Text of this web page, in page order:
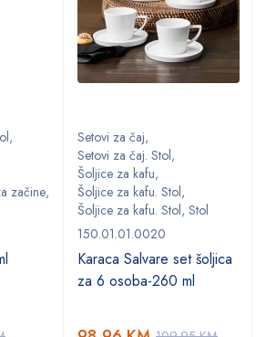
,
začine,
Setovi za čaj,
Setovi za čaj. Stol,
Šoljice za kafu,
Šoljice za kafu. Stol,
Šoljice za kafu. Stol, Stol
150.01.01.0020
Karaca Salvare set šoljica
za 6 osoba-260 ml